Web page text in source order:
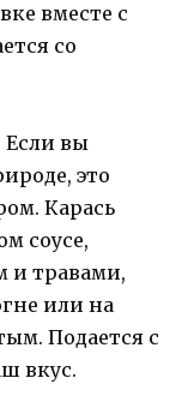
вместе с
со
Если вы
это
Карась
соусе,
и травами,
или на
Подается с
вкус.